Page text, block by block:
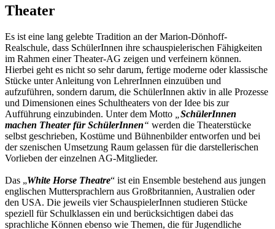
Theater
Es ist eine lang gelebte Tradition an der Marion-Dönhoff-
Realschule, dass SchülerInnen ihre schauspielerischen Fähigkeiten
im Rahmen einer Theater-AG zeigen und verfeinern können.
Hierbei geht es nicht so sehr darum, fertige moderne oder klassische
Stücke unter Anleitung von LehrerInnen einzuüben und
aufzuführen, sondern darum, die SchülerInnen aktiv in alle Prozesse
und Dimensionen eines Schultheaters von der Idee bis zur
Aufführung einzubinden. Unter dem Motto
SchülerInnen
machen Theater für SchülerInnen“ werden die Theaterstücke
selbst geschrieben, Kostüme und Bühnenbilder entworfen und bei
der szenischen Umsetzung Raum gelassen für die darstellerischen
Vorlieben der einzelnen AG‑Mitglieder.
Das „White Horse Theatre“ ist ein Ensemble bestehend aus jungen
englischen Muttersprachlern aus Großbritannien, Australien oder
den USA. Die jeweils vier SchauspielerInnen studieren Stücke
speziell für Schulklassen ein und berücksichtigen dabei das
sprachliche Können ebenso wie Themen, die für Jugendliche